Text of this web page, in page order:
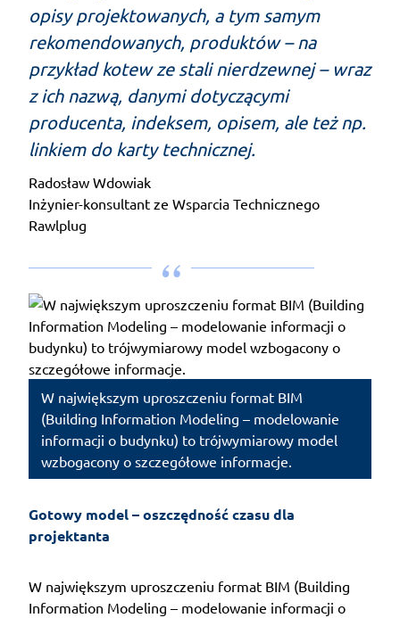
opisy projektowanych, a tym samym
rekomendowanych, produktów – na
przykład kotew ze stali nierdzewnej – wraz
z ich nazwą, danymi dotyczącymi
producenta, indeksem, opisem, ale też np.
linkiem do karty technicznej.
Radosław Wdowiak
Inżynier-konsultant ze Wsparcia Technicznego
Rawlplug
W największym uproszczeniu format BIM
(Building Information Modeling – modelowanie
informacji o budynku) to trójwymiarowy model
wzbogacony o szczegółowe informacje.
Gotowy model – oszczędność czasu dla
projektanta
W największym uproszczeniu format BIM (Building
Information Modeling – modelowanie informacji o